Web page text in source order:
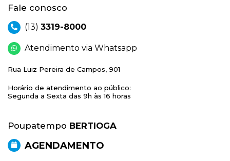
Fale conosco
(13) 3319-8000
Atendimento via Whatsapp
Rua Luiz Pereira de Campos, 901
Horário de atendimento ao público:
Segunda a Sexta das 9h às 16 horas
Poupatempo BERTIOGA
AGENDAMENTO